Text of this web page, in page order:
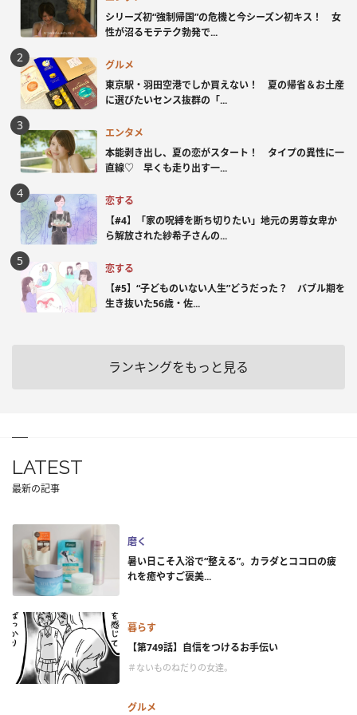
シリーズ初“強制帰国”の危機と今シーズン初キス！ 女
性が沼るモテテク勃発で...
グルメ
東京駅・羽田空港でしか買えない！ 夏の帰省＆お土産
に選びたいセンス抜群の「...
エンタメ
本能剥き出し、夏の恋がスタート！ タイプの異性に一
直線♡ 早くも走り出す一...
恋する
【#4】「家の呪縛を断ち切りたい」地元の男尊女卑か
ら解放された紗希子さんの...
恋する
【#5】“子どものいない人生”どうだった？ バブル期を
生き抜いた56歳・佐...
ランキングをもっと見る
LATEST
最新の記事
磨く
暑い日こそ入浴で“整える”。カラダとココロの疲
れを癒やすご褒美...
暮らす
【第749話】自信をつけるお手伝い
＃ないものねだりの女達。
グルメ